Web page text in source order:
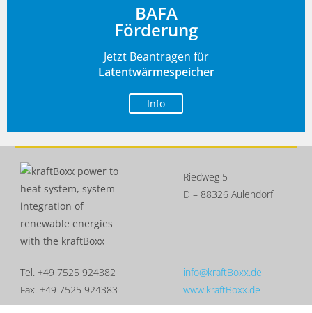
BAFA
Förderung
Jetzt Beantragen für
Latentwärmespeicher
Info
Riedweg 5
D – 88326 Aulendorf
Tel. +49 7525 924382
Fax. +49 7525 924383
info@kraftBoxx.de
www.kraftBoxx.de